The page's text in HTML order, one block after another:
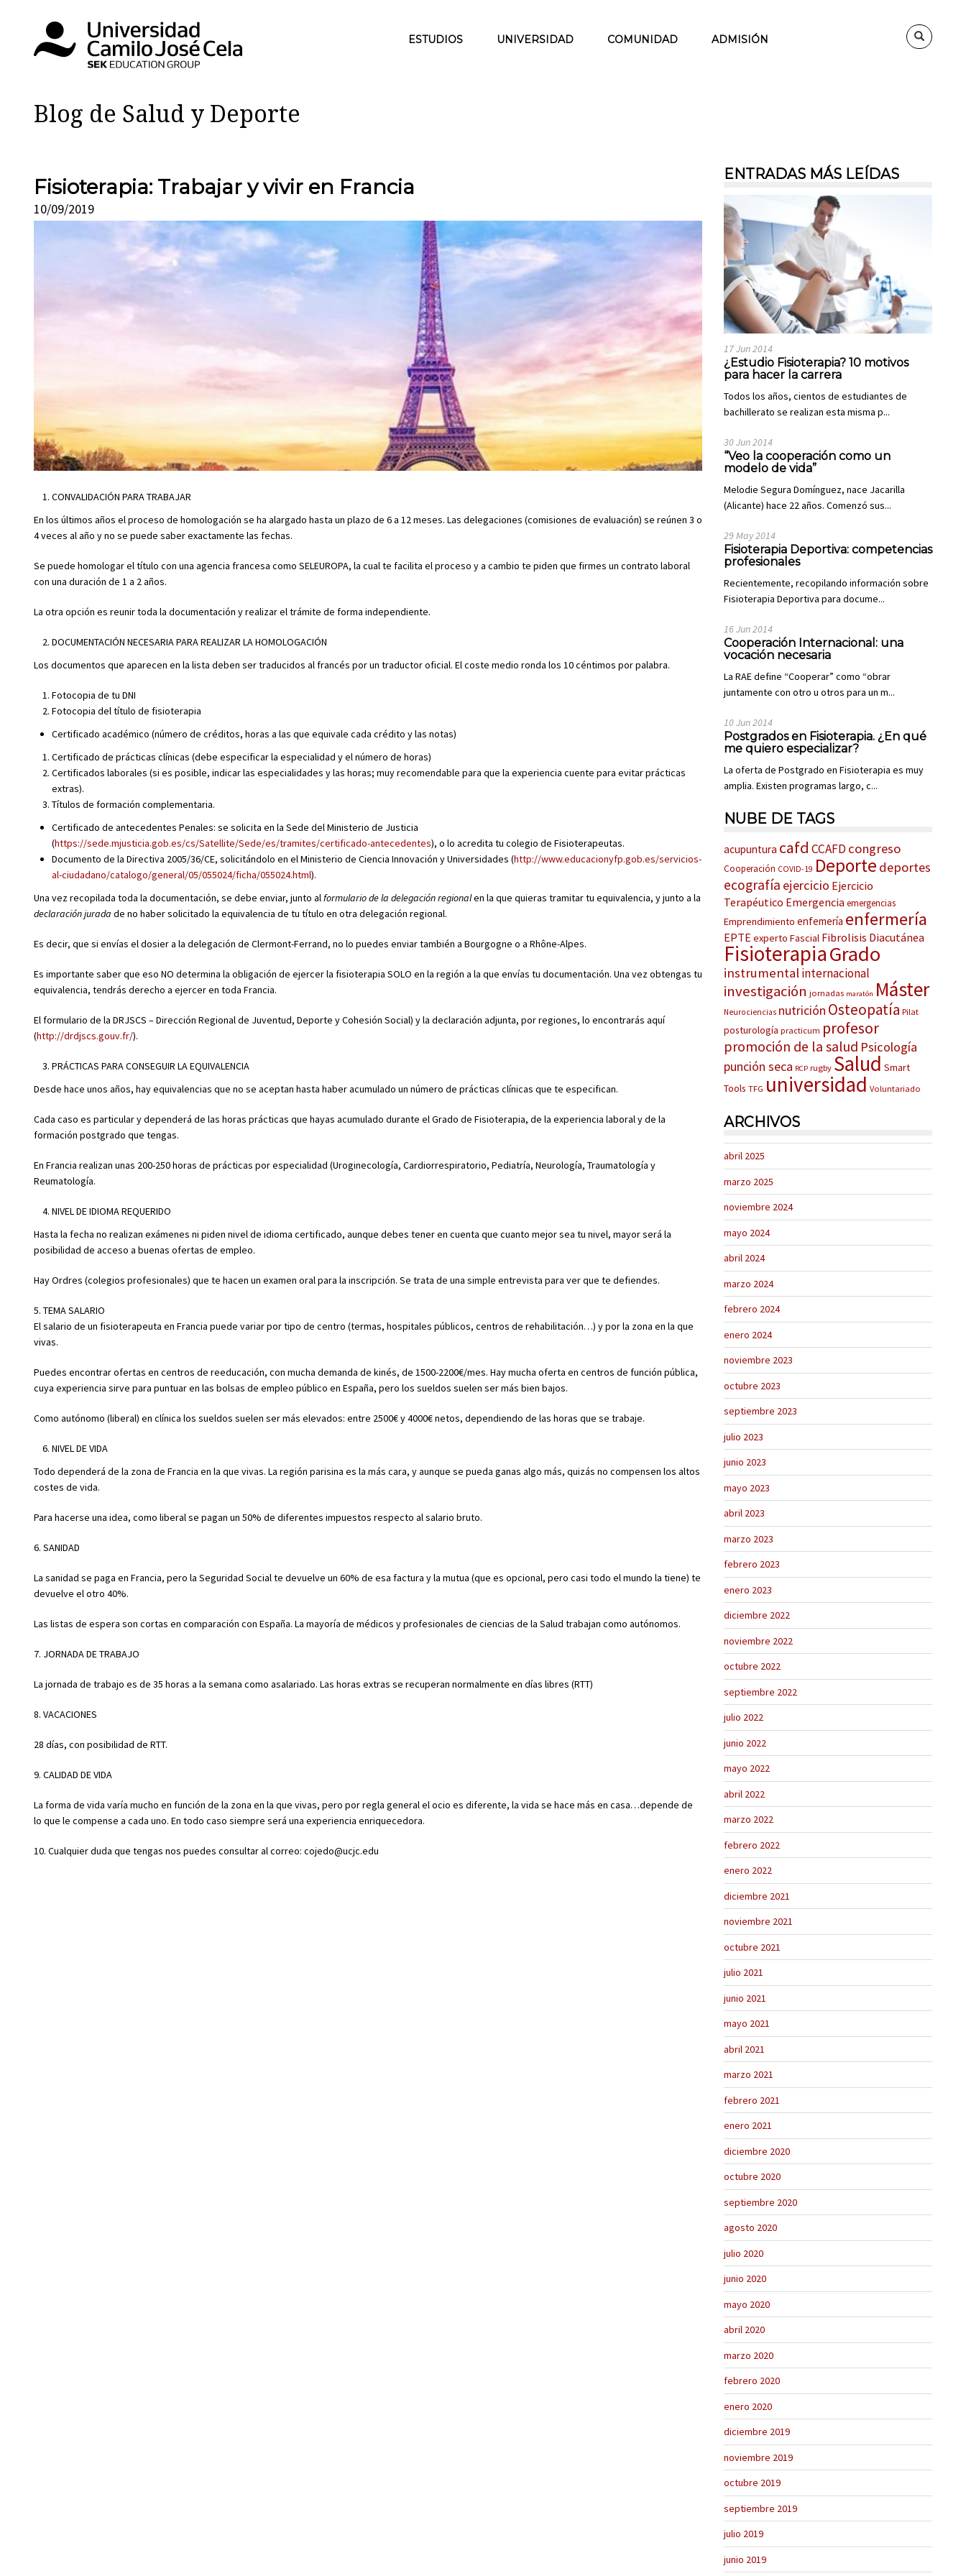
ESTUDIOS UNIVERSIDAD COMUNIDAD ADMISIÓN
Blog de Salud y Deporte
Fisioterapia: Trabajar y vivir en Francia
10/09/2019
CONVALIDACIÓN PARA TRABAJAR
En los últimos años el proceso de homologación se ha alargado hasta un plazo de 6 a 12 meses. Las delegaciones (comisiones de evaluación) se reúnen 3 o
4 veces al año y no se puede saber exactamente las fechas.
Se puede homologar el título con una agencia francesa como SELEUROPA, la cual te facilita el proceso y a cambio te piden que firmes un contrato laboral
con una duración de 1 a 2 años.
La otra opción es reunir toda la documentación y realizar el trámite de forma independiente.
DOCUMENTACIÓN NECESARIA PARA REALIZAR LA HOMOLOGACIÓN
Los documentos que aparecen en la lista deben ser traducidos al francés por un traductor oficial. El coste medio ronda los 10 céntimos por palabra.
Fotocopia de tu DNI
Fotocopia del título de fisioterapia
Certificado académico (número de créditos, horas a las que equivale cada crédito y las notas)
Certificado de prácticas clínicas (debe especificar la especialidad y el número de horas)
Certificados laborales (si es posible, indicar las especialidades y las horas; muy recomendable para que la experiencia cuente para evitar prácticas
extras).
Títulos de formación complementaria.
Certificado de antecedentes Penales: se solicita en la Sede del Ministerio de Justicia
(https://sede.mjusticia.gob.es/cs/Satellite/Sede/es/tramites/certificado-antecedentes), o lo acredita tu colegio de Fisioterapeutas.
Documento de la Directiva 2005/36/CE, solicitándolo en el Ministerio de Ciencia Innovación y Universidades (http://www.educacionyfp.gob.es/servicios-
al-ciudadano/catalogo/general/05/055024/ficha/055024.html).
Una vez recopilada toda la documentación, se debe enviar, junto alformulario de la delegación regionalen la que quieras tramitar tu equivalencia, y junto a la
declaración jurada de no haber solicitado la equivalencia de tu título en otra delegación regional.
Es decir, que si envías el dosier a la delegación de Clermont-Ferrand, no lo puedes enviar también a Bourgogne o a Rhône-Alpes.
Es importante saber que eso NO determina la obligación de ejercer la fisioterapia SOLO en la región a la que envías tu documentación. Una vez obtengas tu
equivalencia, tendrás derecho a ejercer en toda Francia.
El formulario de la DRJSCS – Dirección Regional de Juventud, Deporte y Cohesión Social) y la declaración adjunta, por regiones, lo encontrarás aquí
(http://drdjscs.gouv.fr/).
PRÁCTICAS PARA CONSEGUIR LA EQUIVALENCIA
Desde hace unos años, hay equivalencias que no se aceptan hasta haber acumulado un número de prácticas clínicas que te especifican.
Cada caso es particular y dependerá de las horas prácticas que hayas acumulado durante el Grado de Fisioterapia, de la experiencia laboral y de la
formación postgrado que tengas.
En Francia realizan unas 200-250 horas de prácticas por especialidad (Uroginecología, Cardiorrespiratorio, Pediatría, Neurología, Traumatología y
Reumatología.
NIVEL DE IDIOMA REQUERIDO
Hasta la fecha no realizan exámenes ni piden nivel de idioma certificado, aunque debes tener en cuenta que cuanto mejor sea tu nivel, mayor será la
posibilidad de acceso a buenas ofertas de empleo.
Hay Ordres (colegios profesionales) que te hacen un examen oral para la inscripción. Se trata de una simple entrevista para ver que te defiendes.
5. TEMA SALARIO
El salario de un fisioterapeuta en Francia puede variar por tipo de centro (termas, hospitales públicos, centros de rehabilitación…) y por la zona en la que
vivas.
Puedes encontrar ofertas en centros de reeducación, con mucha demanda de kinés, de 1500-2200€/mes. Hay mucha oferta en centros de función pública,
cuya experiencia sirve para puntuar en las bolsas de empleo público en España, pero los sueldos suelen ser más bien bajos.
Como autónomo (liberal) en clínica los sueldos suelen ser más elevados: entre 2500€ y 4000€ netos, dependiendo de las horas que se trabaje.
NIVEL DE VIDA
Todo dependerá de la zona de Francia en la que vivas. La región parisina es la más cara, y aunque se pueda ganas algo más, quizás no compensen los altos
costes de vida.
Para hacerse una idea, como liberal se pagan un 50% de diferentes impuestos respecto al salario bruto.
6. SANIDAD
La sanidad se paga en Francia, pero la Seguridad Social te devuelve un 60% de esa factura y la mutua (que es opcional, pero casi todo el mundo la tiene) te
devuelve el otro 40%.
Las listas de espera son cortas en comparación con España. La mayoría de médicos y profesionales de ciencias de la Salud trabajan como autónomos.
7. JORNADA DE TRABAJO
La jornada de trabajo es de 35 horas a la semana como asalariado. Las horas extras se recuperan normalmente en días libres (RTT)
8. VACACIONES
28 días, con posibilidad de RTT.
9. CALIDAD DE VIDA
La forma de vida varía mucho en función de la zona en la que vivas, pero por regla general el ocio es diferente, la vida se hace más en casa…depende de
lo que le compense a cada uno. En todo caso siempre será una experiencia enriquecedora.
10. Cualquier duda que tengas nos puedes consultar al correo: cojedo@ucjc.edu
ENTRADAS MÁS LEÍDAS
17 Jun 2014
¿Estudio Fisioterapia? 10 motivos
para hacer la carrera
Todos los años, cientos de estudiantes de
bachillerato se realizan esta misma p...
30 Jun 2014
“Veo la cooperación como un
modelo de vida”
Melodie Segura Domínguez, nace Jacarilla
(Alicante) hace 22 años. Comenzó sus...
29 May 2014
Fisioterapia Deportiva: competencias
profesionales
Recientemente, recopilando información sobre
Fisioterapia Deportiva para docume...
16 Jun 2014
Cooperación Internacional: una
vocación necesaria
La RAE define “Cooperar” como “obrar
juntamente con otro u otros para un m...
10 Jun 2014
Postgrados en Fisioterapia. ¿En qué
me quiero especializar?
La oferta de Postgrado en Fisioterapia es muy
amplia. Existen programas largo, c...
NUBE DE TAGS
acupuntura cafd CCAFDcongreso
Cooperación COVID-19 Deporte deportes
ecografía ejercicio Ejercicio
Terapéutico Emergenciaemergencias
Emprendimiento enfemería enfermería
EPTE experto Fascial Fibrolisis Diacutánea
FisioterapiaGrado
instrumentalinternacional
investigación jornadas maratón Máster
Neurociencias nutrición Osteopatía Pilat
posturología practicum profesor
promoción de la salud Psicología
punción seca RCP rugby Salud Smart
Tools TFG universidad Voluntariado
ARCHIVOS
abril 2025
marzo 2025
noviembre 2024
mayo 2024
abril 2024
marzo 2024
febrero 2024
enero 2024
noviembre 2023
octubre 2023
septiembre 2023
julio 2023
junio 2023
mayo 2023
abril 2023
marzo 2023
febrero 2023
enero 2023
diciembre 2022
noviembre 2022
octubre 2022
septiembre 2022
julio 2022
junio 2022
mayo 2022
abril 2022
marzo 2022
febrero 2022
enero 2022
diciembre 2021
noviembre 2021
octubre 2021
julio 2021
junio 2021
mayo 2021
abril 2021
marzo 2021
febrero 2021
enero 2021
diciembre 2020
octubre 2020
septiembre 2020
agosto 2020
julio 2020
junio 2020
mayo 2020
abril 2020
marzo 2020
febrero 2020
enero 2020
diciembre 2019
noviembre 2019
octubre 2019
septiembre 2019
julio 2019
junio 2019